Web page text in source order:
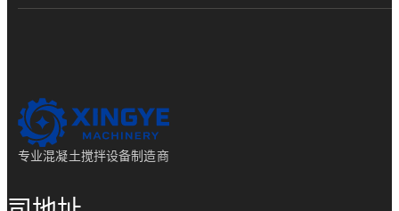
专业混凝土搅拌设备制造商